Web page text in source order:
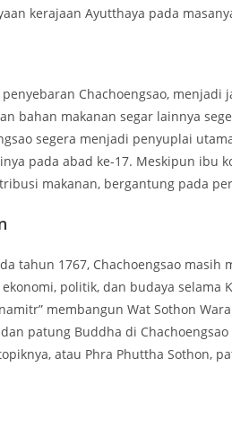
kerajaan Ayutthaya pada
Chachoengsao,
bahan makanan segar lainnya
segera menjadi penyuplai
pada abad ke-17. Meskipun ibu
makanan, bergantung pada
tahun 1767, Chachoengsao masih
politik, dan budaya selama
membangun Wat Sothon
patung Buddha di
atau Phra Phuttha Sothon,